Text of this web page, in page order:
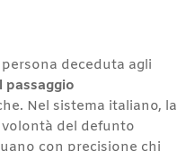
deceduta agli
passaggio
Nel sistema italiano, la
del defunto